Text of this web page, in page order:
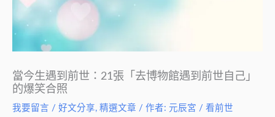
當今生遇到前世：21張「去博物館遇到前世自己」
的爆笑合照
我要留言 / 好文分享, 精選文章 / 作者: 元辰宮 / 看前世